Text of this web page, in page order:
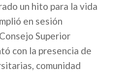
un hito para la vida
en sesión
Superior
con la presencia de
comunidad